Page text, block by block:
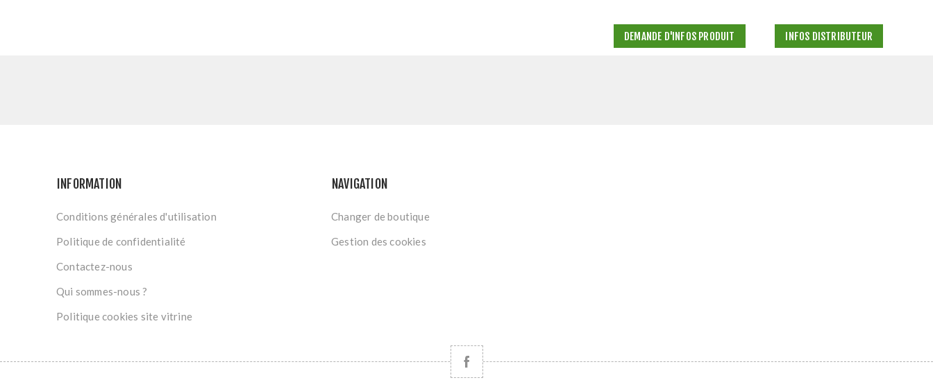
DEMANDE D'INFOS PRODUIT INFOS DISTRIBUTEUR
INFORMATION
Conditions générales d'utilisation
Politique de confidentialité
Contactez-nous
Qui sommes-nous ?
Politique cookies site vitrine
NAVIGATION
Changer de boutique
Gestion des cookies